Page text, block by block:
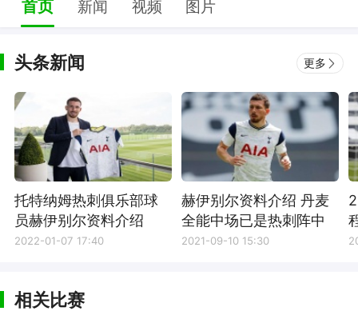
首页 新闻 视频 图片
头条新闻 更多
托特纳姆热刺俱乐部球
员赫伊别尔资料介绍
2022-01-07 17:40
赫伊别尔资料介绍 丹麦
全能中场已是热刺阵中
硬核
2021-09-10 15:30
相关比赛